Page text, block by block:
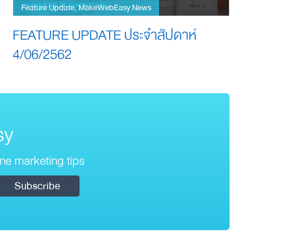
Feature Update,MakeWebEasy News
FEATURE UPDATE ประจำสัปดาห์
4/06/2562
marketing tips